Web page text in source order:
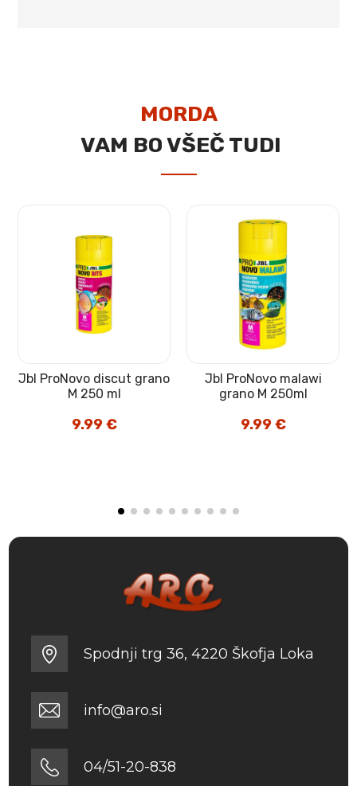
MORDA
VAM BO VŠEČ TUDI
Jbl ProNovo discut grano
M 250 ml
9.99€
Jbl ProNovo malawi
grano M 250ml
9.99€
Spodnji trg 36, 4220 Škofja Loka
info@aro.si
04/51-20-838